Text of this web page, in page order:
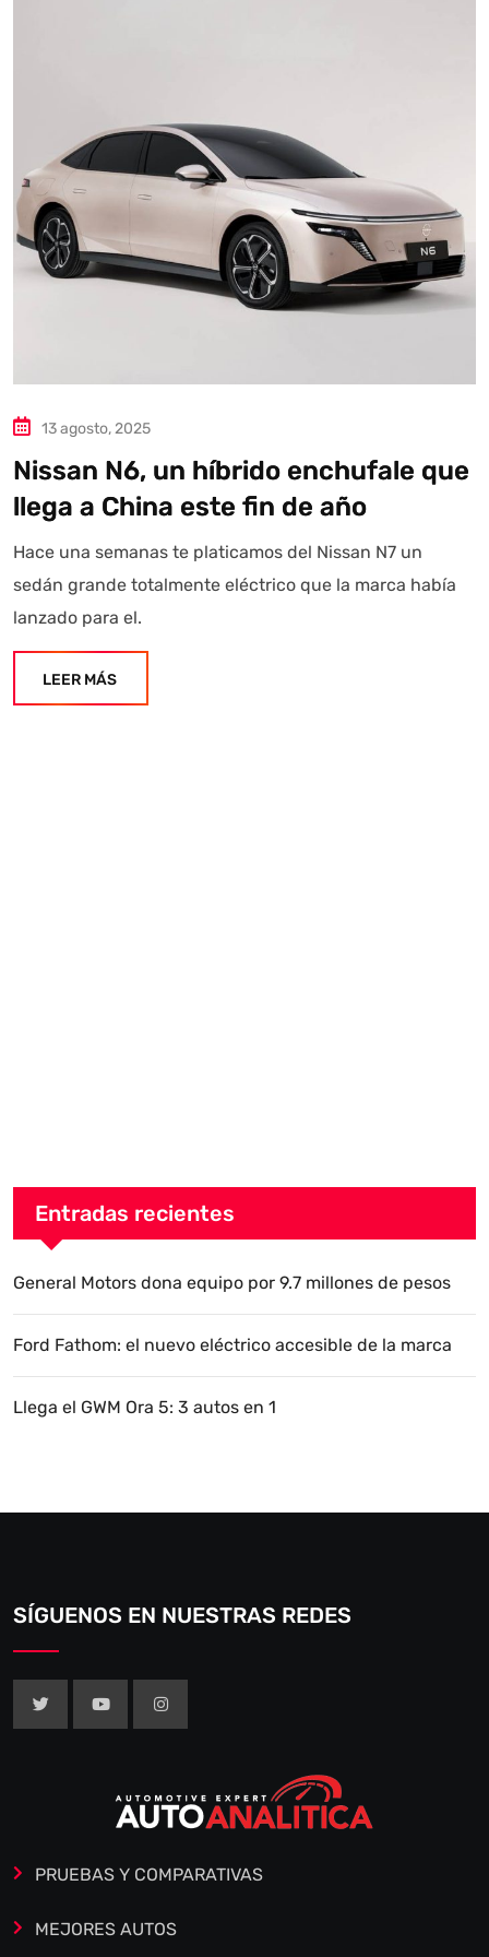
13 agosto, 2025
Nissan N6, un híbrido enchufale que
llega a China este fin de año
Hace una semanas te platicamos del Nissan N7 un
sedán grande totalmente eléctrico que la marca había
lanzado para el.
LEER MÁS
Entradas recientes
General Motors dona equipo por 9.7 millones de pesos
Ford Fathom: el nuevo eléctrico accesible de la marca
Llega el GWM Ora 5: 3 autos en 1
SÍGUENOS EN NUESTRAS REDES
PRUEBAS Y COMPARATIVAS
MEJORES AUTOS
Estoy aquí para encontrar lo que necesitas. ¿Qué estás
buscando? "Este asistente con IA (OpenAI) ofrece
información referencial que puede contener errores.
Asistente con IA en desarrollo. Autoanalítica optimiza
diariamente su exactitud."